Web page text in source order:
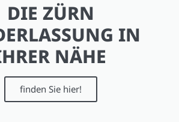
DIE ZÜRN
IN
NÄHE
finden Sie hier!